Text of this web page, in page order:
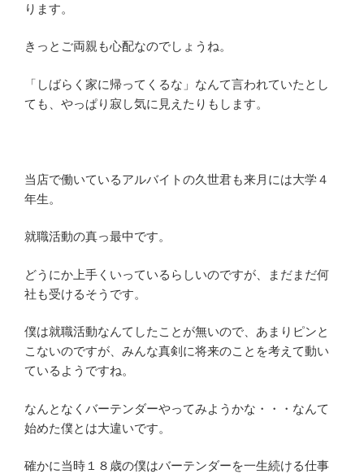
ります。
きっとご両親も心配なのでしょうね。
「しばらく家に帰ってくるな」なんて言われていたとし
ても、やっぱり寂し気に見えたりもします。
当店で働いているアルバイトの久世君も来月には大学４
年生。
就職活動の真っ最中です。
どうにか上手くいっているらしいのですが、まだまだ何
社も受けるそうです。
僕は就職活動なんてしたことが無いので、あまりピンと
こないのですが、みんな真剣に将来のことを考えて動い
ているようですね。
なんとなくバーテンダーやってみようかな・・・なんて
始めた僕とは大違いです。
確かに当時１８歳の僕はバーテンダーを一生続ける仕事